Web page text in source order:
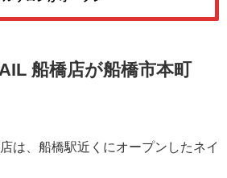
船橋店が船橋市本町
は、船橋駅近くにオープンしたネイ